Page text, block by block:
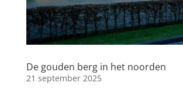
De gouden berg in het noorden
21 september 2025